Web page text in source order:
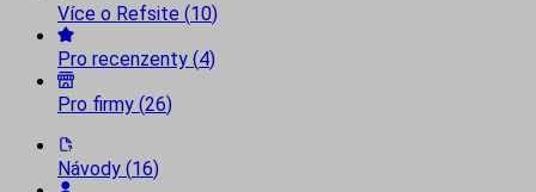
Více o Refsite (10)
Pro recenzenty (4)
Pro firmy (26)
Návody (16)